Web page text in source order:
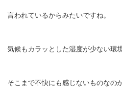
言われているからみたいですね。
気候もカラッとした湿度が少ない環
そこまで不快にも感じないものなの